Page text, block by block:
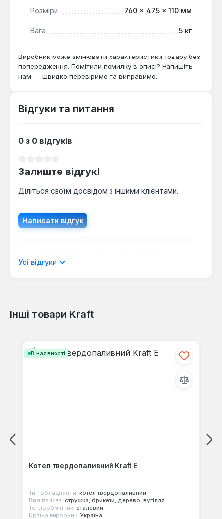
рішенням для обігріву житлових кімнат, офісів, дач
або інших приміщень, де потрібне ефективне та
безпечне джерело тепла. Його універсальність у
до різних потреб користувача та умов
експлуатації.
Розміри 760 × 475 × 110 мм
Вага 5 кг
Виробник може змінювати характеристики товару без
попередження. Помітили помилку в описі? Напишіть
нам — швидко перевіримо та виправимо.
Відгуки та питання
0 з 0 відгуків
Залиште відгук!
Діліться своїм досвідом з іншими клієнтами.
Написати відгук
мовою.
Відгуків не знайдено. Поділіться
Усі відгуки
Інші товари Kraft
В наявності
Котел твердопаливний Kraft E
Тип обладнання: котел твердопаливний
Вид палива: стружка, брикети, дерево, вугілля
Теплообмінник: сталевий
Країна виробник: Україна